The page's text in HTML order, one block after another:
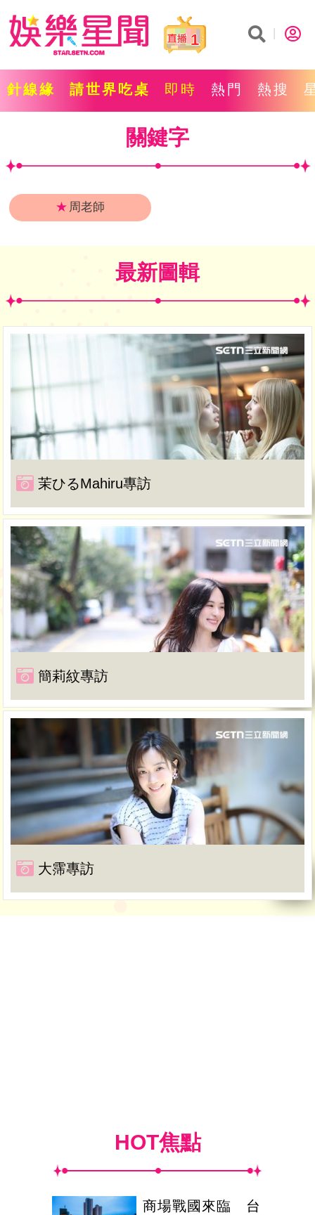
1
針線緣 請世界吃桌 即時 熱門 熱搜
關鍵字
★ 周老師
最新圖輯
茉ひるMahiru專訪
簡莉紋專訪
大霈專訪
HOT焦點
商場戰國來臨 台